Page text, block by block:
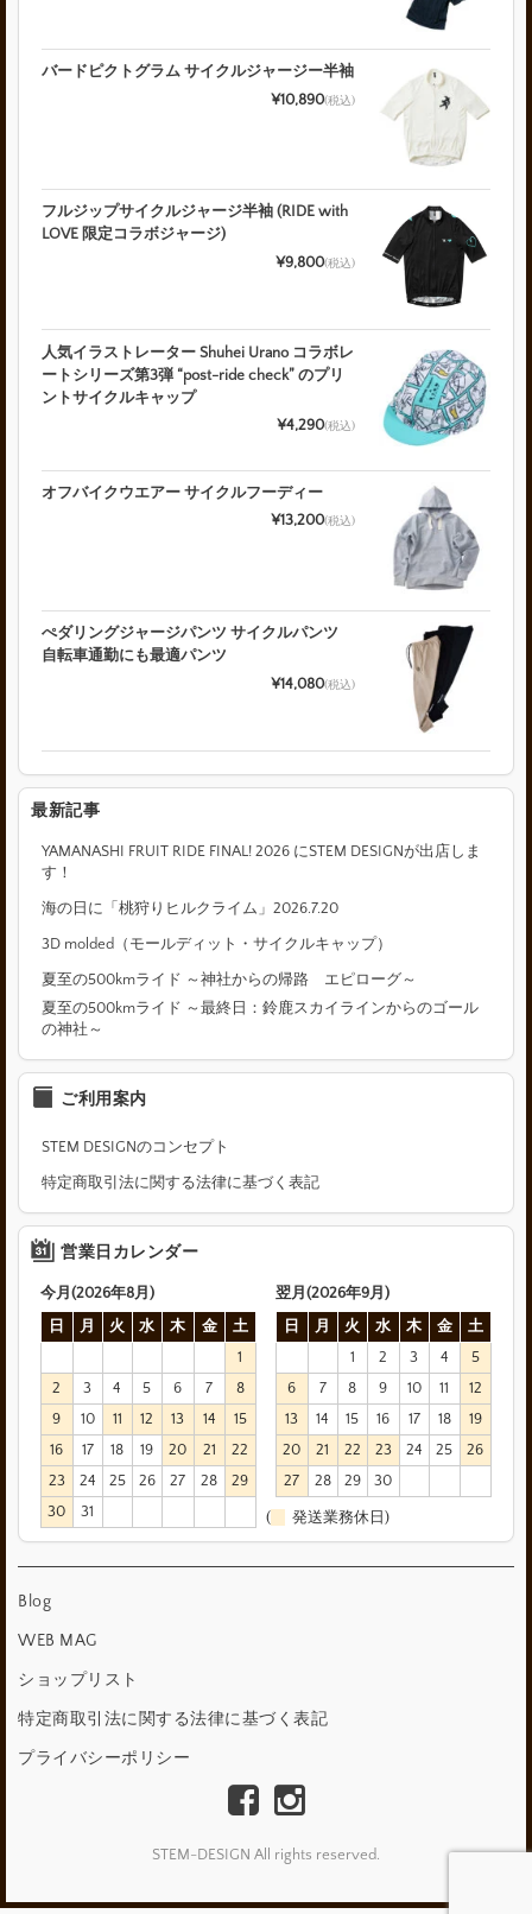
バードピクトグラム サイクルジャージー半袖
¥10,890(税込)
フルジップサイクルジャージ半袖 (RIDE with
LOVE 限定コラボジャージ)
¥9,800(税込)
人気イラストレーター Shuhei Urano コラボレ
ートシリーズ第3弾 “post-ride check” のプリ
ントサイクルキャップ
¥4,290(税込)
オフバイクウエアー サイクルフーディー
¥13,200(税込)
ぺダリングジャージパンツ サイクルパンツ
自転車通勤にも最適パンツ
¥14,080(税込)
最新記事
YAMANASHI FRUIT RIDE FINAL! 2026 にSTEM DESIGNが出店しま
す！
海の日に「桃狩りヒルクライム」2026.7.20
3D molded（モールディット・サイクルキャップ）
夏至の500kmライド ～神社からの帰路 エピローグ～
夏至の500kmライド ～最終日：鈴鹿スカイラインからのゴール
の神社～
ご利用案内
STEM DESIGNのコンセプト
特定商取引法に関する法律に基づく表記
営業日カレンダー
今月(2026年8月)
日
月 火 水 木 金
土
1
2
3 4 5 6 7
8
9
10 11 12 13 14
15
16
17 18 19 20 21
22
23
24 25 26 27 28
29
30
31
翌月(2026年9月)
日
月 火 水 木 金
土
1
2 3 4
5
6
7 8 9 10 11
12
13
14 15 16 17 18
19
20
21 22 23 24 25
26
27
28 29 30
( 発送業務休日)
Blog
WEB MAG
ショップリスト
特定商取引法に関する法律に基づく表記
プライバシーポリシー
STEM-DESIGN All rights reserved.